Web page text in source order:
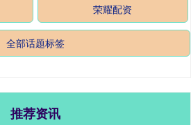
荣耀配资
全部话题标签
推荐资讯